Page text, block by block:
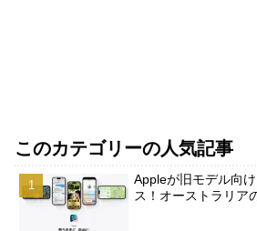
このカテゴリーの人気記事
Appleが旧モデル向
ス！オーストラリア